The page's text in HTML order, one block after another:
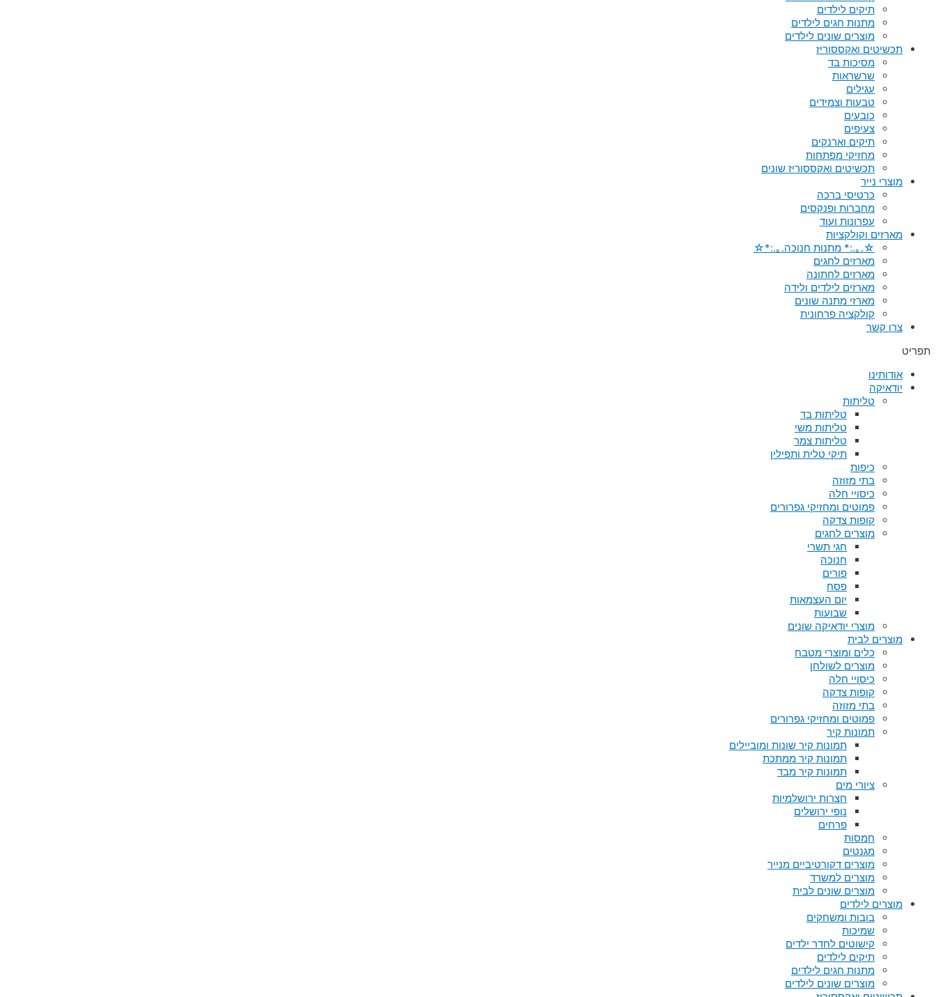
תיקים לילדים
מתנות חגים לילדים
מוצרים שונים לילדים
תכשיטים ואקססוריז
מסיכות בד
שרשראות
עגילים
טבעות וצמידים
כובעים
צעיפים
תיקים וארנקים
מחזיקי מפתחות
תכשיטים ואקססוריז שונים
מוצרי נייר
כרטיסי ברכה
מחברות ופנקסים
עפרונות ועוד
מארזים וקולקציות
☆.｡.:* מתנות חנוכה.｡.:*☆
מארזים לחגים
מארזים לחתונה
מארזים לילדים ולידה
מארזי מתנה שונים
קולקציה פרחונית
צרו קשר
תפריט
אודותינו
יודאיקה
טליתות
טליתות בד
טליתות משי
טליתות צמר
תיקי טלית ותפילין
כיפות
בתי מזוזה
כיסויי חלה
פמוטים ומחזיקי גפרורים
קופות צדקה
מוצרים לחגים
חגי תשרי
חנוכה
פורים
פסח
יום העצמאות
שבועות
מוצרי יודאיקה שונים
מוצרים לבית
כלים ומוצרי מטבח
מוצרים לשולחן
כיסויי חלה
קופות צדקה
בתי מזוזה
פמוטים ומחזיקי גפרורים
תמונות קיר
תמונות קיר שונות ומוביילים
תמונות קיר ממתכת
תמונות קיר מבד
ציורי מים
חצרות ירושלמיות
נופי ירושלים
פרחים
חמסות
מגנטים
מוצרים דקורטיביים מנייר
מוצרים למשרד
מוצרים שונים לבית
מוצרים לילדים
בובות ומשחקים
שמיכות
קישוטים לחדר ילדים
תיקים לילדים
מתנות חגים לילדים
מוצרים שונים לילדים